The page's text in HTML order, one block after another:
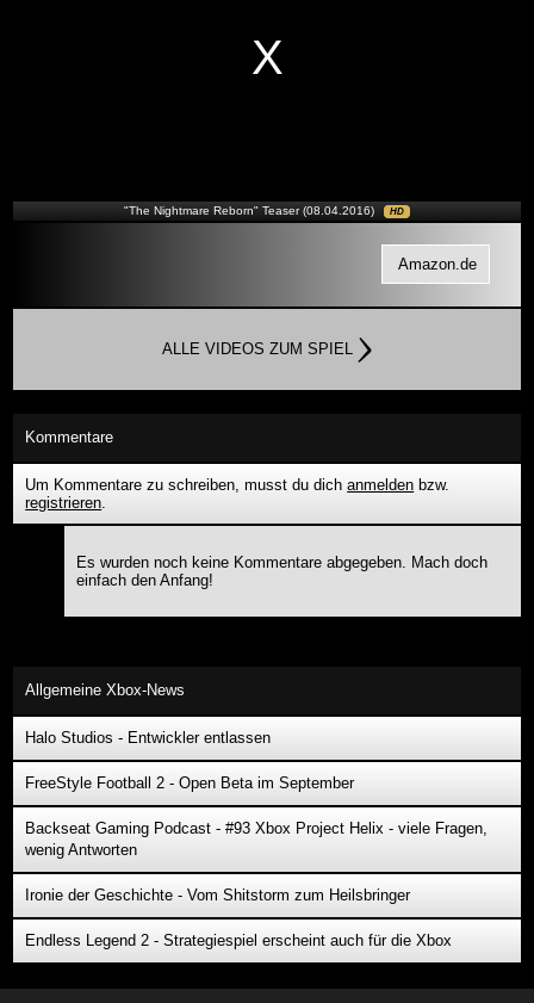
"The Nightmare Reborn" Teaser (08.04.2016) HD
Amazon.de
ALLE VIDEOS ZUM SPIEL
Kommentare
Um Kommentare zu schreiben, musst du dichanmelden bzw.
registrieren.
Es wurden noch keine Kommentare abgegeben. Mach doch
einfach den Anfang!
Allgemeine Xbox-News
Halo Studios - Entwickler entlassen
FreeStyle Football 2 - Open Beta im September
Backseat Gaming Podcast - #93 Xbox Project Helix - viele Fragen,
wenig Antworten
Ironie der Geschichte - Vom Shitstorm zum Heilsbringer
Endless Legend 2 - Strategiespiel erscheint auch für die Xbox